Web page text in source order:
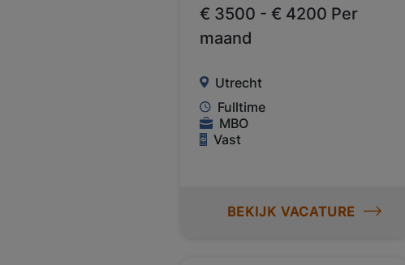
€ 3500 - € 4200 Per
maand
Utrecht
Fulltime
MBO
Vast
BEKIJK VACATURE